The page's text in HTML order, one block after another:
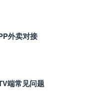
外卖对接
端常见问题